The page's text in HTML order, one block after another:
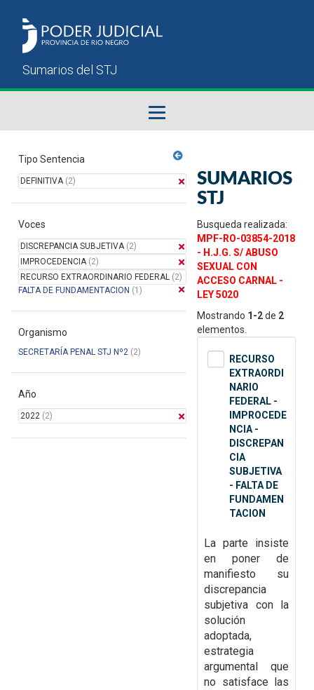
Sumarios del STJ
Manual del Usuario
Tipo Sentencia
DEFINITIVA(2)
Voces
DISCREPANCIA SUBJETIVA(2)
IMPROCEDENCIA(2)
RECURSO EXTRAORDINARIO FEDERAL (2)
FALTA DE FUNDAMENTACION (1)
Organismo
SECRETARÍA PENAL STJ Nº2 (2)
Año
2022 (2)
SUMARIOS
STJ
Busqueda realizada:
MPF-RO-03854-2018
- H.J.G. S/ ABUSO
SEXUAL CON
ACCESO CARNAL -
LEY 5020
Mostrando 1-2de 2
elementos.
RECURSO
EXTRAORDI
NARIO
FEDERAL -
IMPROCEDE
NCIA -
DISCREPAN
CIA
SUBJETIVA
- FALTA DE
FUNDAMEN
TACION
La parte insiste
en poner de
manifiesto su
discrepancia
subjetiva con la
solución
adoptada,
estrategia
argumental que
no satisface las